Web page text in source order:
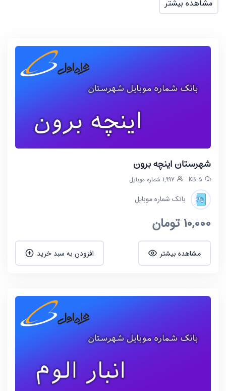
مشاهده بیشتر
شهرستان اینچه برون
5 KB 1,997 شماره موبایل
بانک شماره موبایل
10,000تومان
مشاهده بیشتر افزودن به سبد خرید